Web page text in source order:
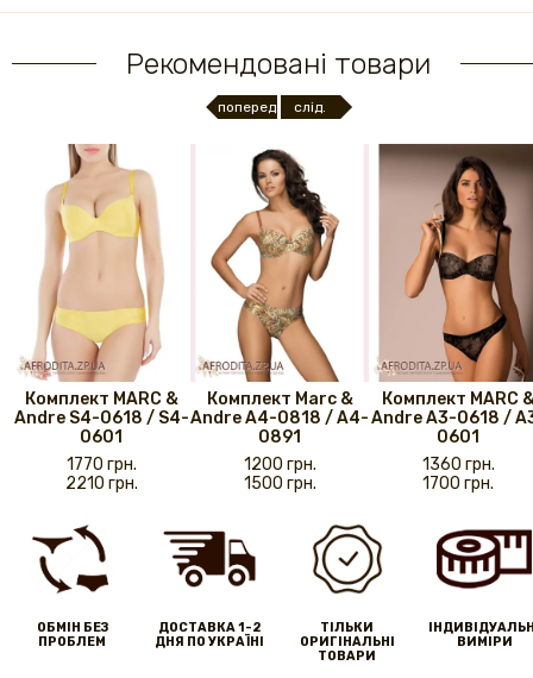
Рекомендовані товари
поперед. слід.
Комплект MARС &
Andre S4-0618 / S4-
0601
1770 грн.
2210 грн.
Комплект Marc &
Andre A4-0818 / A4-
0891
1200 грн.
1500 грн.
Комплект MARС
Andre A3-0618 /
0601
1360 грн.
1700 грн.
ОБМІН БЕЗ
ПРОБЛЕМ
ДОСТАВКА 1-2
ДНЯ ПО УКРАЇНІ
ТІЛЬКИ
ОРИГІНАЛЬНІ
ТОВАРИ
ВИМІРИ